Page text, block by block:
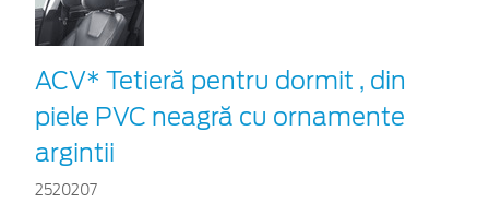
ACV* Tetieră pentru dormit , din
piele PVC neagră cu ornamente
argintii
2520207